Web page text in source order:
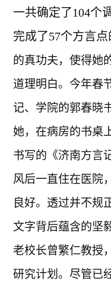
一共确定了104个
完成了57个方言
的真功夫，使得她
道理明白。今年春
记、学院的郭春晓
她，在病房的书桌
书写的《济南方言
风后一直住在医院
良好。透过并不规
文字背后蕴含的坚
老校长曾繁仁教授
研究计划。尽管已